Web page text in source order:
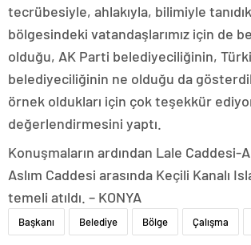
tecrübesiyle, ahlakıyla, bilimiyle
bölgesindeki vatandaşlarımız için de
olduğu, AK Parti belediyeciliğinin,
belediyeciliğinin ne olduğu da
örnek oldukları için çok teşekkür
değerlendirmesini yaptı.
Konuşmaların ardından Lale Caddesi-
Aslım Caddesi arasında Keçili Kanalı
temeli atıldı. – KONYA
Başkanı Belediye Bölge Çalışma